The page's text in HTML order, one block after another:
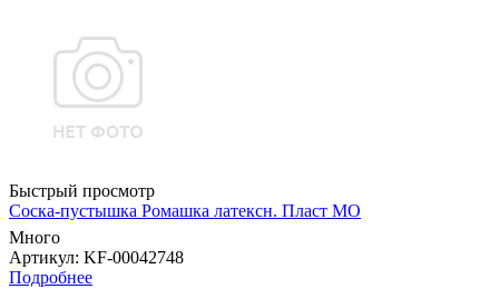
Быстрый просмотр
Соска-пустышка Ромашка латексн. Пласт МО
Много
Артикул: KF-00042748
Подробнее